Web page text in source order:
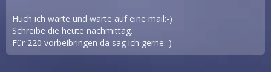
Huch ich warte und warte auf eine mail:-)
Schreibe die heute nachmittag.
Für 220 vorbeibringen da sag ich gerne:-)